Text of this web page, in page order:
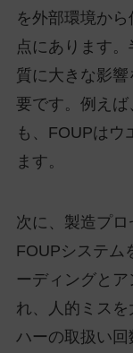
を外部環境か
点にあります
質に大きな影
要です。例え
も、FOUPはウ
ます。
次に、製造プロ
FOUPシステム
ーディングと
れ、人的ミス
ハーの取扱い